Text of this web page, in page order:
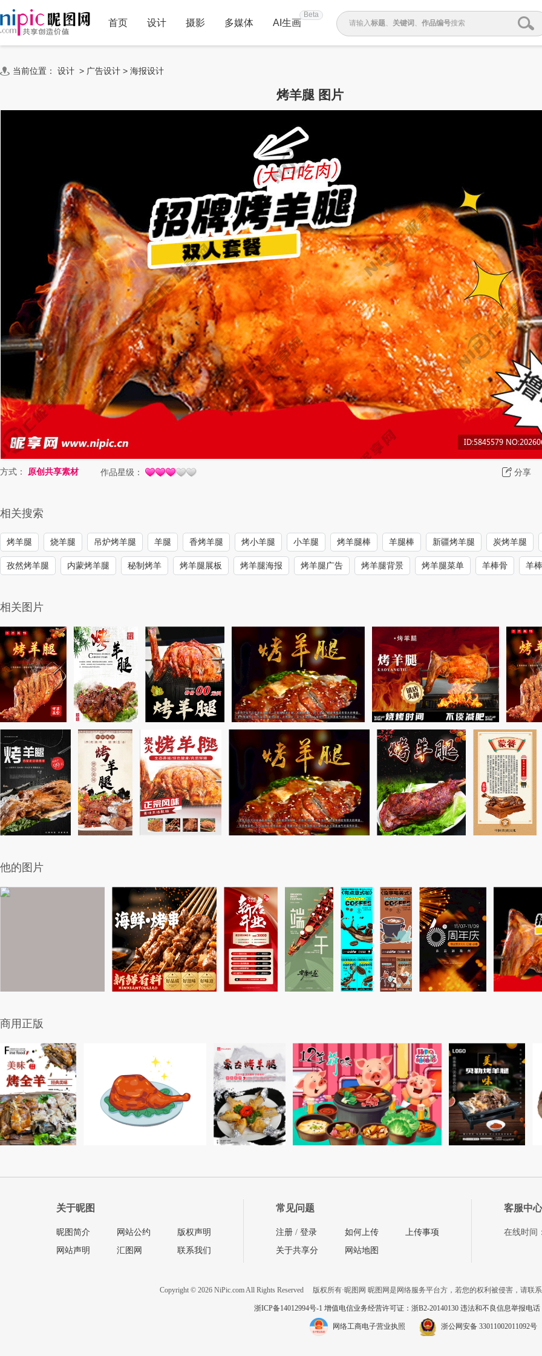
首页 设计 摄影 多媒体 AI生画
Beta
请输入标题、 关键词 、 作品编号搜索
当前位置： 设计 > 广告设计 > 海报设计
烤羊腿 图片
分享
方式： 原创共享素材 作品星级：
相关搜索
烤羊腿 烧羊腿 吊炉烤羊腿 羊腿 香烤羊腿 烤小羊腿 小羊腿 烤羊腿棒 羊腿棒 新疆烤羊腿 炭烤羊腿
孜然烤羊腿 内蒙烤羊腿 秘制烤羊 烤羊腿展板 烤羊腿海报 烤羊腿广告 烤羊腿背景 烤羊腿菜单 羊棒骨 羊
相关图片
他的图片
商用正版
关于昵图
昵图简介
网站声明
网站公约
汇图网
版权声明
联系我们
常见问题
注册 / 登录
关于共享分
如何上传
网站地图
上传事项
客服中心
在线时间
Copyright © 2026 NiPic.com All Rights Reserved 版权所有·昵图网 昵图网是网络服务平台方，若您的权利被侵害，请联
浙ICP备14012994号-1 增值电信业务经营许可证：浙B2-20140130 违法和不良信息举报电话
网络工商电子营业执照 浙公网安备 33011002011092号